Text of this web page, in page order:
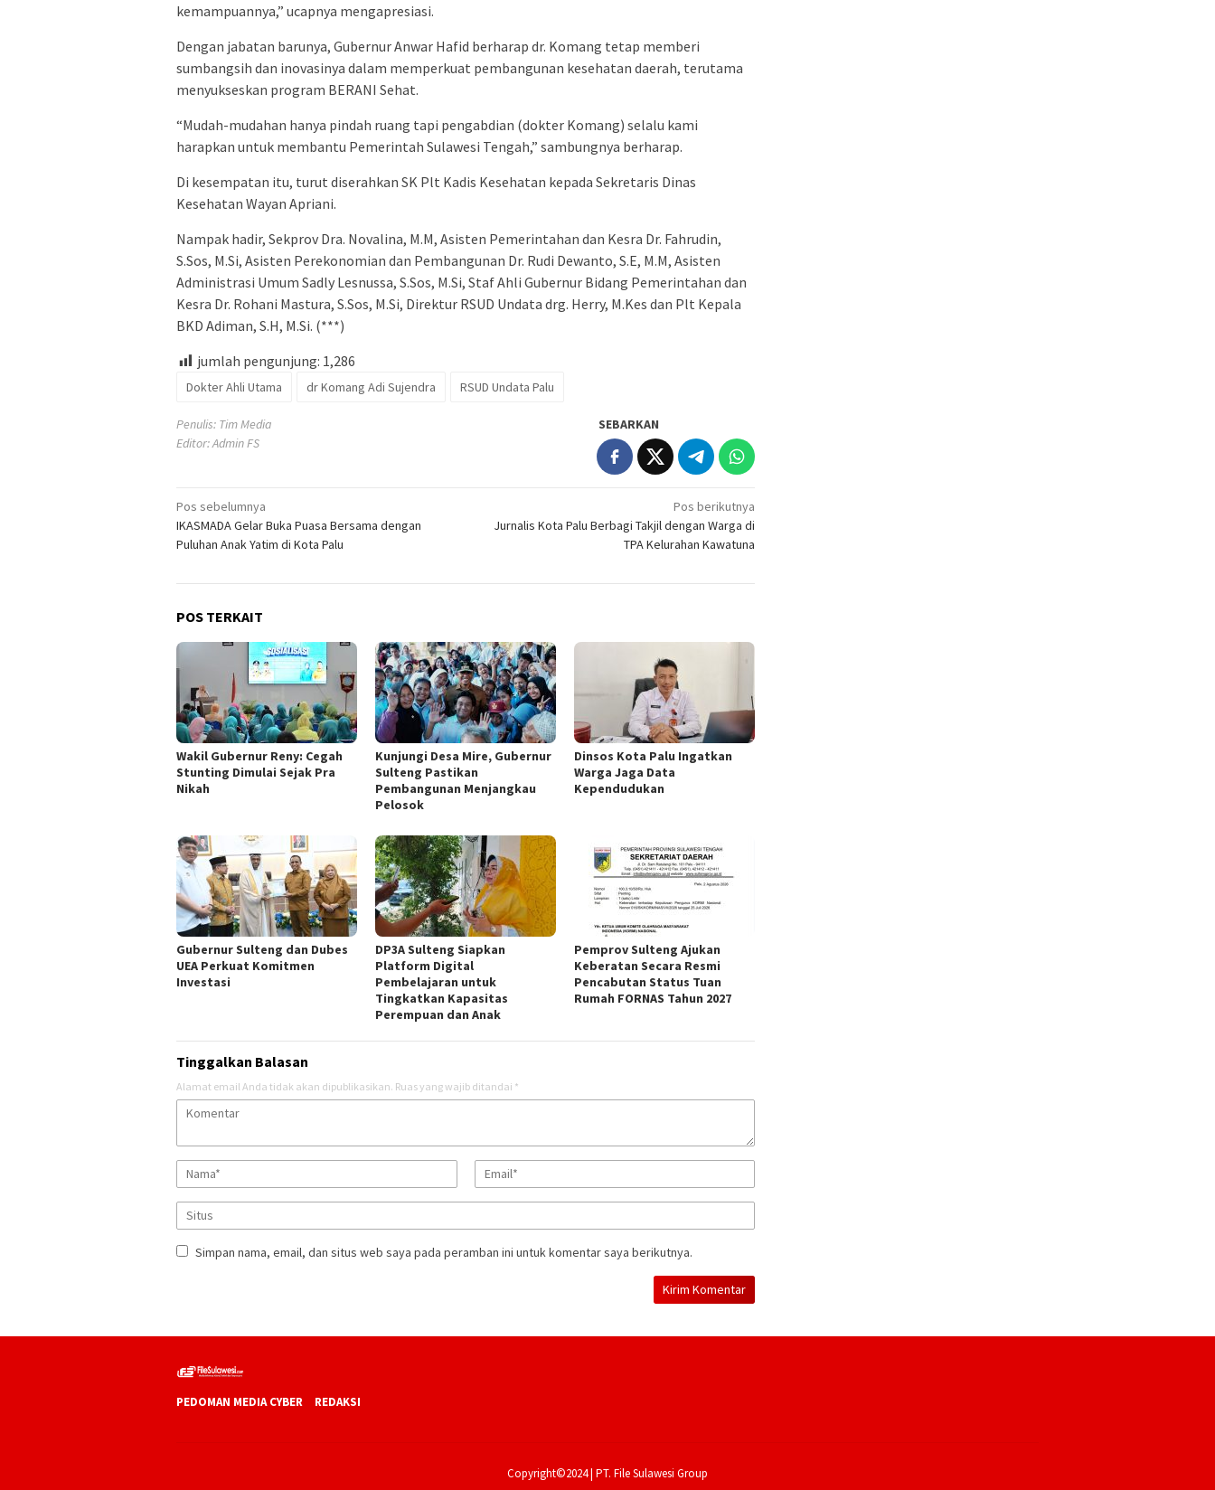
kemampuannya,” ucapnya mengapresiasi.
Dengan jabatan barunya, Gubernur Anwar Hafid berharap dr. Komang tetap memberi
sumbangsih dan inovasinya dalam memperkuat pembangunan kesehatan daerah, terutama
menyukseskan program BERANI Sehat.
“Mudah-mudahan hanya pindah ruang tapi pengabdian (dokter Komang) selalu kami
harapkan untuk membantu Pemerintah Sulawesi Tengah,” sambungnya berharap.
Di kesempatan itu, turut diserahkan SK Plt Kadis Kesehatan kepada Sekretaris Dinas
Kesehatan Wayan Apriani.
Nampak hadir, Sekprov Dra. Novalina, M.M, Asisten Pemerintahan dan Kesra Dr. Fahrudin,
S.Sos, M.Si, Asisten Perekonomian dan Pembangunan Dr. Rudi Dewanto, S.E, M.M, Asisten
Administrasi Umum Sadly Lesnussa, S.Sos, M.Si, Staf Ahli Gubernur Bidang Pemerintahan dan
Kesra Dr. Rohani Mastura, S.Sos, M.Si, Direktur RSUD Undata drg. Herry, M.Kes dan Plt Kepala
BKD Adiman, S.H, M.Si. (***)
jumlah pengunjung: 1,286
Dokter Ahli Utama dr Komang Adi Sujendra RSUD Undata Palu
Penulis: Tim Media
Editor: Admin FS
SEBARKAN
Navigasi
pos
Pos sebelumnya
IKASMADA Gelar Buka Puasa Bersama dengan
Puluhan Anak Yatim di Kota Palu
Pos berikutnya
Jurnalis Kota Palu Berbagi Takjil dengan Warga di
TPA Kelurahan Kawatuna
POS TERKAIT
Wakil Gubernur Reny: Cegah
Stunting Dimulai Sejak Pra
Nikah
Kunjungi Desa Mire, Gubernur
Sulteng Pastikan
Pembangunan Menjangkau
Pelosok
Dinsos Kota Palu Ingatkan
Warga Jaga Data
Kependudukan
Gubernur Sulteng dan Dubes
UEA Perkuat Komitmen
Investasi
DP3A Sulteng Siapkan
Platform Digital
Pembelajaran untuk
Tingkatkan Kapasitas
Perempuan dan Anak
Pemprov Sulteng Ajukan
Keberatan Secara Resmi
Pencabutan Status Tuan
Rumah FORNAS Tahun 2027
Tinggalkan Balasan
Alamat email Anda tidak akan dipublikasikan. Ruas yang wajib ditandai *
Simpan nama, email, dan situs web saya pada peramban ini untuk komentar saya berikutnya.
PEDOMAN MEDIA CYBER REDAKSI
Copyright©2024 | PT. File Sulawesi Group